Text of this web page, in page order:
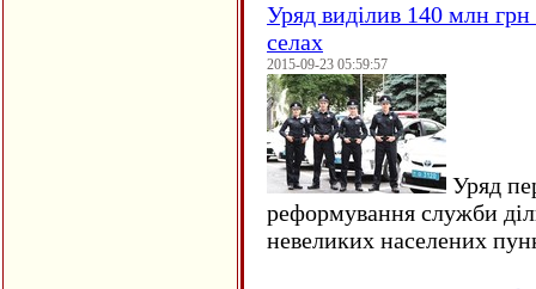
Уряд виділив 140 млн
селах
2015-09-23 05:59:57
Уряд
реформування служби
невеликих населених